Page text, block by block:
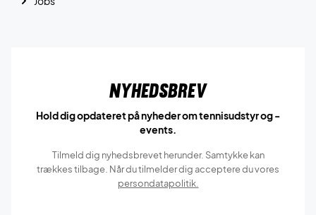
Nyhedsbrev
Hold dig opdateret på nyheder om tennisudstyr og -
events.
Tilmeld dig nyhedsbrevet herunder. Samtykke kan
trækkes tilbage. Når du tilmelder dig acceptere du vores
persondatapolitik.